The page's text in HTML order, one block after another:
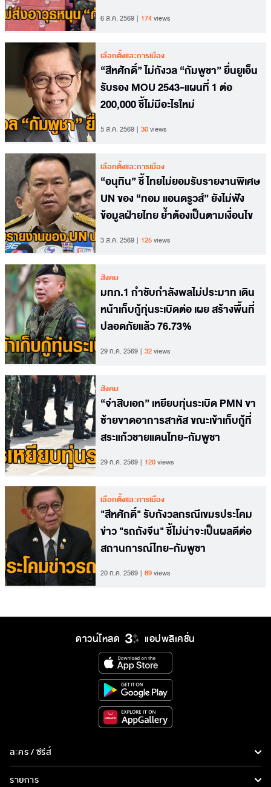
6 ส.ค. 2569 174views
เลือกตั้งและการเมือง
“สีหศักดิ์” ไม่กังวล “กัมพูชา” ยื่นยูเอ็น
รับรอง MOU 2543-แผนที่ 1 ต่อ
200,000 ชี้ไม่มีอะไรใหม่
5 ส.ค. 2569 30views
เลือกตั้งและการเมือง
“อนุทิน” ชี้ ไทยไม่ยอมรับรายงานพิเศษ
UN ของ “ทอม แอนดรูวส์” ยังไม่ฟัง
ข้อมูลฝ่ายไทย ย้ำต้องเป็นตามเงื่อนไข
3 ส.ค. 2569 125views
สังคม
มทภ.1 กำชับกำลังพลไม่ประมาท เดิน
หน้าเก็บกู้ทุ่นระเบิดต่อ เผย สร้างพื้นที่
ปลอดภัยแล้ว 76.73%
29 ก.ค. 2569 32views
สังคม
“จ่าสิบเอก” เหยียบทุ่นระเบิด PMN ขา
ซ้ายขาดอาการสาหัส ขณะเข้าเก็บกู้ที่
สระแก้วชายแดนไทย-กัมพูชา
29 ก.ค. 2569 120views
เลือกตั้งและการเมือง
​"สีหศักดิ์" รับกังวลกรณีเขมรประโคม
ข่าว "รถถังจีน" ชี้ไม่น่าจะเป็นผลดีต่อ
สถานการณ์ไทย-กัมพูชา
20 ก.ค. 2569 89views
ดาวน์โหลด แอปพลิเคชั่น
ละคร / ซีรีส์
ละคร/ซีรีส์
รายการ